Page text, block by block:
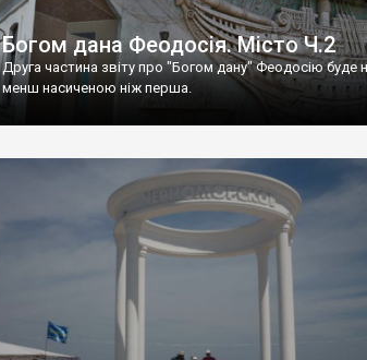
Богом дана Феодосія. Місто Ч.2
Друга частина звіту про "Богом дану" Феодосію буде
менш насиченою ніж перша.